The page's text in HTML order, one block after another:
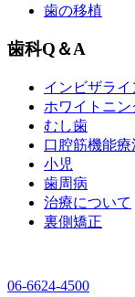
歯の移植
歯科Q＆A
インビザライ
ホワイトニン
むし歯
口腔筋機能療
小児
歯周病
治療について
裏側矯正
06-6624-4500